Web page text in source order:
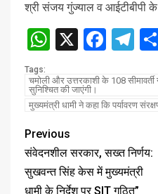
श्री संजय गुंज्याल व आईटीबीपी के
WhatsApp
X
Tags:
चमोली और उत्तरकाशी के 108
सुनिश्चित की जाएंगी।
मुख्यमंत्री धामी ने कहा कि पर्यावरण
Previous
संवेदनशील सरकार, सख्त निर्णय:
सुखवन्त सिंह केस में मुख्यमंत्री
धामी के निर्देश पर SIT गठित”